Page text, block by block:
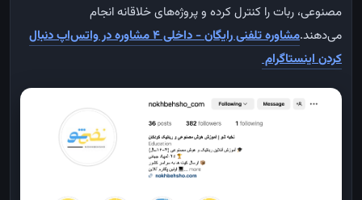
مصنوعی، ربات را کنترل کرده و پروژه‌های خلاقانه انجام
می‌دهند.مشاوره تلفنی رایگان - داخلی ۴ مشاوره در واتس‌اپدنبال
کردن اینستاگرام